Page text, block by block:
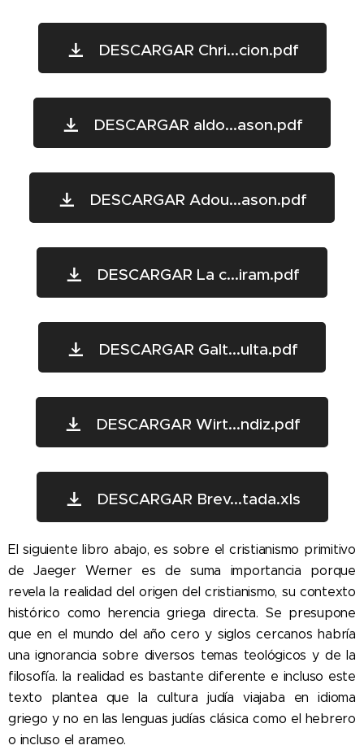
DESCARGAR Chri...cion.pdf
DESCARGAR aldo...ason.pdf
DESCARGAR Adou...ason.pdf
DESCARGAR La c...iram.pdf
DESCARGAR Galt...ulta.pdf
DESCARGAR Wirt...ndiz.pdf
DESCARGAR Brev...tada.xls
El siguiente libro abajo, es sobre el cristianismo primitivo
de Jaeger Werner es de suma importancia porque
revela la realidad del origen del cristianismo, su contexto
histórico como herencia griega directa. Se presupone
que en el mundo del año cero y siglos cercanos habría
una ignorancia sobre diversos temas teológicos y de la
filosofía. la realidad es bastante diferente e incluso este
texto plantea que la cultura judía viajaba en idioma
griego y no en las lenguas judías clásica como el hebrero
o incluso el arameo.